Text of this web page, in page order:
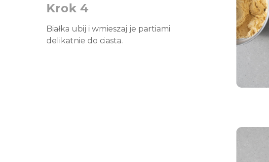
Krok 4
Białka ubij i wmieszaj je partiami
delikatnie do ciasta.